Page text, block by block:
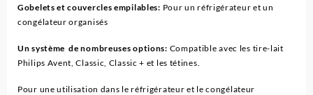
Gobelets et couvercles empilables: Pour un réfrigérateur et un
congélateur organisés
Un système de nombreuses options: Compatible avec les tire-lait
Philips Avent, Classic, Classic + et les tétines.
Pour une utilisation dans le réfrigérateur et le congélateur